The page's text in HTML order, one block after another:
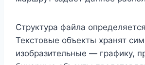
Структура файла
Текстовые объекты хранят
изобразительные — графику,